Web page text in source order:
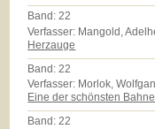
Band:22
Verfasser: Mangold,
Herzauge
Band:22
Verfasser: Morlok,
Eine der schönsten
Band:22